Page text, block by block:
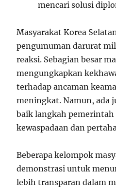
mencari solusi
Masyarakat Korea
pengumuman darurat
reaksi. Sebagian besar
mengungkapkan
terhadap ancaman
meningkat. Namun, ada
baik langkah
kewaspadaan dan
Beberapa kelompok
demonstrasi untuk
lebih transparan dalam